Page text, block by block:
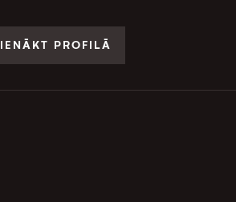
IENĀKT PROFILĀ